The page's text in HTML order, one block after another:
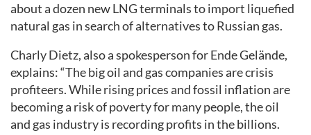
about a dozen new LNG terminals to import liquefied
natural gas in search of alternatives to Russian gas.
Charly Dietz, also a spokesperson for Ende Gelände,
explains: “The big oil and gas companies are crisis
profiteers. While rising prices and fossil inflation are
becoming a risk of poverty for many people, the oil
and gas industry is recording profits in the billions.